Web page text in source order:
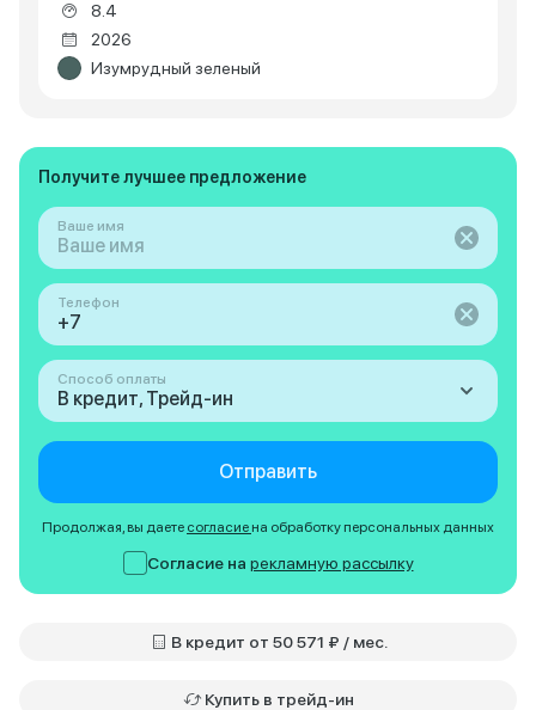
8.4
2026
Изумрудный зеленый
Получите лучшее предложение
Ваше имя
Телефон
Способ оплаты
В кредит, Трейд-ин
Отправить
Продолжая, вы даете согласие на обработку персональных данных
Согласие на рекламную рассылку
В кредит от 50 571 ₽ / мес.
Купить в трейд-ин